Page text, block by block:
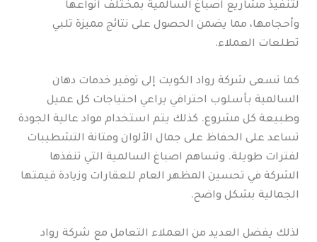
لتنفيذ مشاريع اصباغ السالمية بمختلف أنواعها
وأحجامها، مما يضمن الحصول على نتائج مميزة تلبي
تطلعات العملاء.
كما تسعى شركة رواد الكويت إلى توفير خدمات دهان
السالمية بأسلوب احترافي يراعي احتياجات كل عميل
وطبيعة كل مشروع. كذلك يتم استخدام مواد عالية الجودة
تساعد على الحفاظ على جمال الألوان ومتانة التشطيبات
لفترات طويلة. وتساهم اصباغ السالمية التي تنفذها
الشركة في تحسين المظهر العام للعقارات وزيادة قيمتها
الجمالية بشكل واضح.
لذلك يفضل العديد من العملاء التعامل مع شركة رواد